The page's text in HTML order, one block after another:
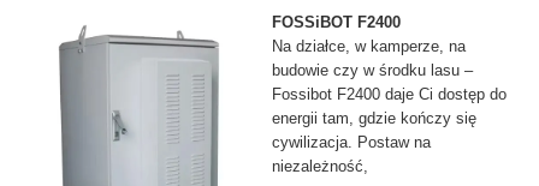
FOSSiBOT F2400
Na działce, w kamperze, na
budowie czy w środku lasu –
Fossibot F2400 daje Ci dostęp do
energii tam, gdzie kończy się
cywilizacja. Postaw na
niezależność,